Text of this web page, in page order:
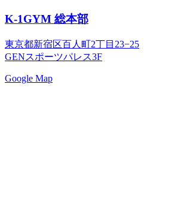
K-1GYM 総本部
東京都新宿区百人町2丁目23−25
GENスポーツパレス3F
Google Map